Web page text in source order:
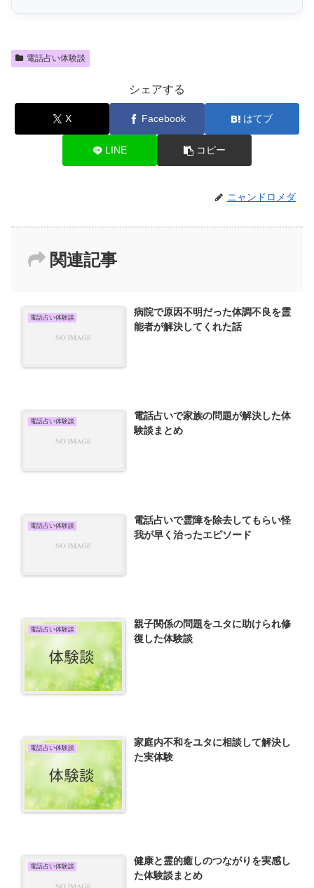
電話占い体験談
シェアする
X Facebook はてブ
LINE コピー
ニャンドロメダ
関連記事
電話占い体験談
病院で原因不明だった体調不良を霊
能者が解決してくれた話
電話占い体験談
電話占いで家族の問題が解決した体
験談まとめ
電話占い体験談
電話占いで霊障を除去してもらい怪
我が早く治ったエピソード
電話占い体験談
親子関係の問題をユタに助けられ修
復した体験談
電話占い体験談
家庭内不和をユタに相談して解決し
た実体験
電話占い体験談
健康と霊的癒しのつながりを実感し
た体験談まとめ